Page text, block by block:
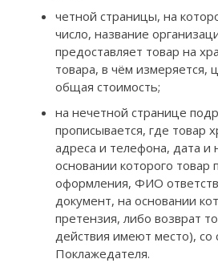
четной страницы, на
число, название
предоставляет товар на
товара, в чём измеряется,
общая стоимость;
на нечетной странице
прописывается, где товар
адреса и телефона, дата и
основании которого товар
оформления, ФИО
документ, на основании
претензия, либо возврат
действия имеют место), со
Поклажедателя.